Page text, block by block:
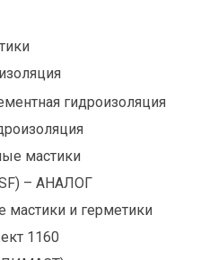
гидроизоляция
мастики
– АНАЛОГ
мастики и герметики
1160